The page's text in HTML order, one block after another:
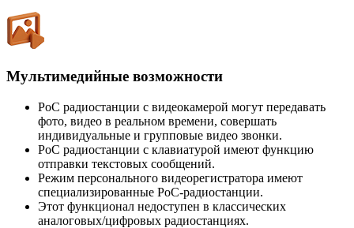
Мультимедийные возможности
PoC радиостанции с видеокамерой могут передавать
фото, видео в реальном времени, совершать
индивидуальные и групповые видео звонки.
PoC радиостанции с клавиатурой имеют функцию
отправки текстовых сообщений.
Режим персонального видеорегистратора имеют
специализированные PoC-радиостанции.
Этот функционал недоступен в классических
аналоговых/цифровых радиостанциях.